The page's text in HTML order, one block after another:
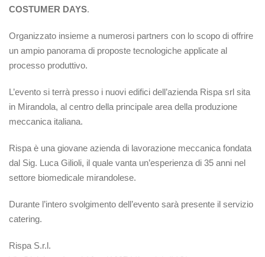
COSTUMER DAYS.
Organizzato insieme a numerosi partners con lo scopo di offrire
un ampio panorama di proposte tecnologiche applicate al
processo produttivo.
L’evento si terrà presso i nuovi edifici dell’azienda Rispa srl sita
in Mirandola, al centro della principale area della produzione
meccanica italiana.
Rispa è una giovane azienda di lavorazione meccanica fondata
dal Sig. Luca Gilioli, il quale vanta un’esperienza di 35 anni nel
settore biomedicale mirandolese.
Durante l’intero svolgimento dell’evento sarà presente il servizio
catering.
Rispa S.r.l.